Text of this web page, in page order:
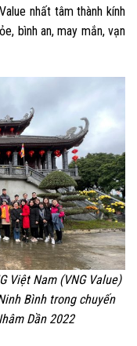
nhất tâm thành kính
bình an, may mắn, vạn
Việt Nam (VNG Value)
Bình trong chuyến
Dần 2022